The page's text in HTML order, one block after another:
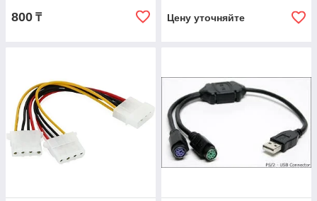
800 ₸ Цену уточняйте